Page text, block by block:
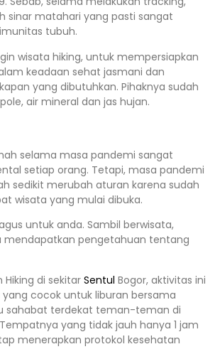
sinar matahari yang pasti sangat
tubuh.
wisata hiking, untuk mempersiapkan
keadaan sehat jasmani dan
yang dibutuhkan. Pihaknya sudah
air mineral dan jas hujan.
selama masa pandemi sangat
setiap orang. Tetapi, masa pandemi
sedikit merubah aturan karena sudah
wisata yang mulai dibuka.
untuk anda. Sambil berwisata,
mendapatkan pengetahuan tentang
di sekitar Sentul Bogor, aktivitas ini
cocok untuk liburan bersama
sahabat terdekat teman-teman di
yang tidak jauh hanya 1 jam
menerapkan protokol kesehatan